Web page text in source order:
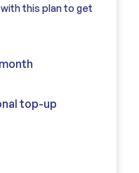
this plan to get
top-up